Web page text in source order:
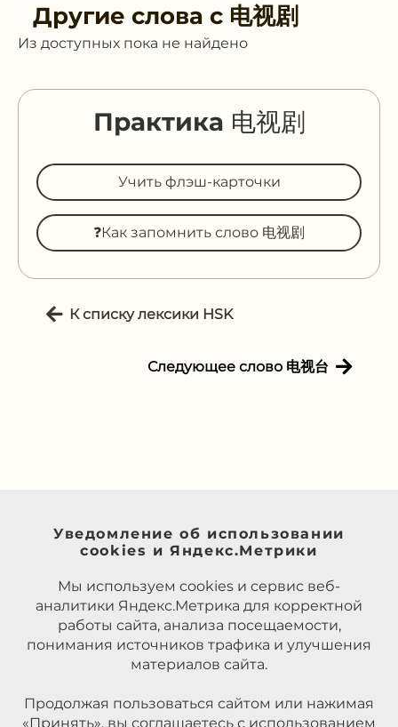
Другие слова с 电视剧
Из доступных пока не найдено
Практика 电视剧
Учить флэш-карточки
❓Как запомнить слово 电视剧
К списку лексики HSK
Следующее слово 电视台
Уведомление об использовании
cookies и Яндекс.Метрики
Мы используем cookies и сервис веб-
аналитики Яндекс.Метрика для корректной
работы сайта, анализа посещаемости,
понимания источников трафика и улучшения
материалов сайта.
Продолжая пользоваться сайтом или нажимая
«Принять», вы соглашаетесь с использованием